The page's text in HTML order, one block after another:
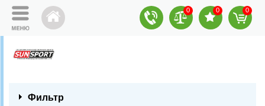
0 0 0
Фильтр